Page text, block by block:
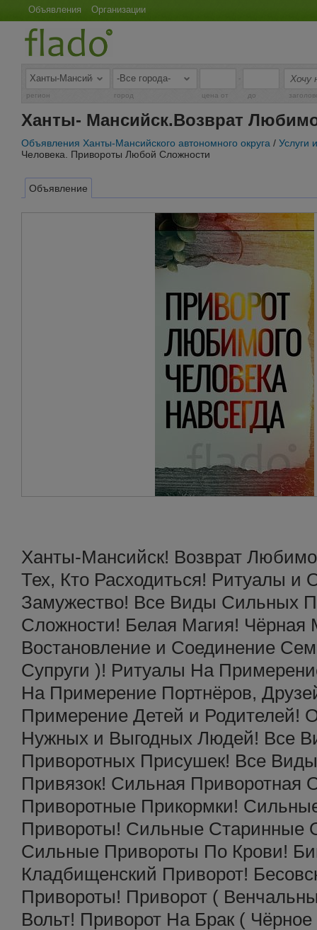
Объявления Организации
-
регион город цена от до
Ханты- Мансийск.Возврат
Объявления Ханты-Мансийского автономного округа / Услуги
Человека. Привороты Любой Сложности
Объявление
Ханты-Мансийск! Возврат
Тех, Кто Расходиться! Ритуалы и
Замужество! Все Виды Сильных
Сложности! Белая Магия! Чёрная
Востановление и Соединение
Супруги )! Ритуалы На
На Примерение Портнёров,
Примерение Детей и Родителей!
Нужных и Выгодных Людей! Все
Приворотных Присушек! Все
Привязок! Сильная Приворотная
Приворотные Прикормки!
Привороты! Сильные Старинные
Сильные Привороты По Крови!
Кладбищенский Приворот!
Привороты! Приворот (
Вольт! Приворот На Брак (